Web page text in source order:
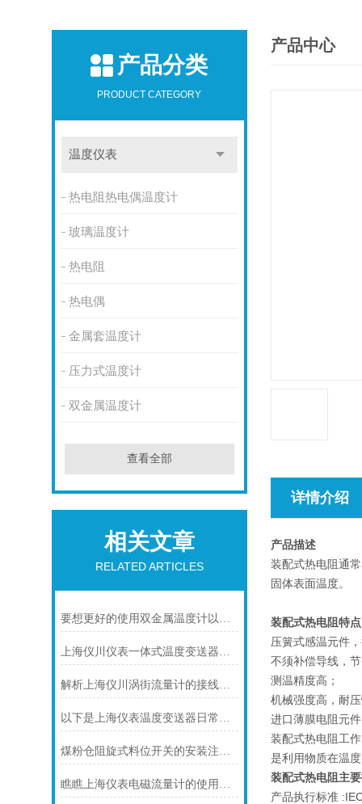
产品分类
PRODUCT CATEGORY
温度仪表
热电阻热电偶温度计
玻璃温度计
热电阻
热电偶
金属套温度计
压力式温度计
双金属温度计
查看全部
相关文章
RELATED ARTICLES
要想更好的使用双金属温度计以下几点不可少
上海仪川仪表一体式温度变送器的特点
解析上海仪川涡街流量计的接线情况
以下是上海仪表温度变送器日常保养的建议
煤粉仓阻旋式料位开关的安装注意事项
瞧瞧上海仪表电磁流量计的使用注意事项
产品中心
详情介绍
产品描述
装配式热电阻通
固体表面温度。
装配式热电阻特点
压簧式感温元件
不须补偿导线，
测温精度高；
机械强度高，耐
进口薄膜电阻元
装配式热电阻工
是利用物质在温
装配式热电阻 主
产品执行标准